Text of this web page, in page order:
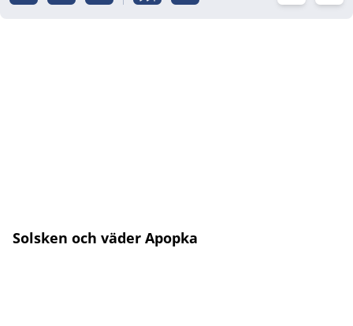
Solsken och väder Apopka